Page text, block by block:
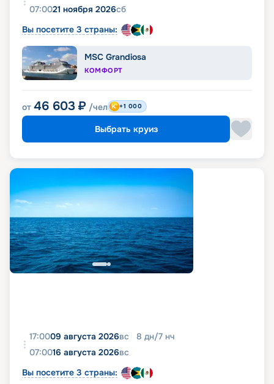
07:0021 ноября 2026сб
Вы посетите 3 страны:
MSC Grandiosa
КОМФОРТ
от 46 603 ₽ /чел +1 000
Выбрать круиз
17:0009 августа 2026вс 8 дн/7 нч
07:0016 августа 2026вс
Вы посетите 3 страны: